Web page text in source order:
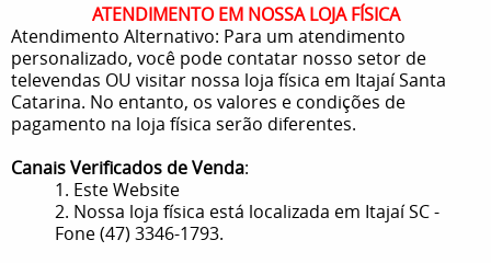
ATENDIMENTO EM NOSSA LOJA FÍSICA
Atendimento Alternativo: Para um atendimento
personalizado, você pode contatar nosso setor de
televendas OU visitar nossa loja física em Itajaí Santa
Catarina. No entanto, os valores e condições de
pagamento na loja física serão diferentes.
Canais Verificados de Venda:
1. Este Website
2. Nossa loja física está localizada em Itajaí SC -
Fone (47) 3346-1793.